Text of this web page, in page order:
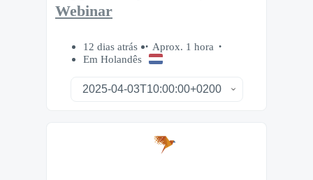
Webinar
12 dias atrás
Aprox. 1 hora
Em Holandês